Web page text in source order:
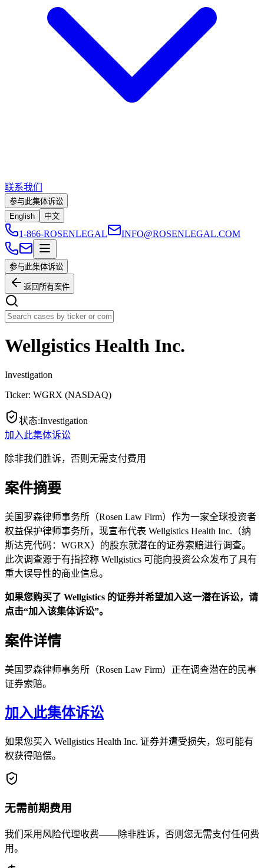
联系我们
参与此集体诉讼
English
中文
1-866-ROSENLEGAL INFO@ROSENLEGAL.COM
参与此集体诉讼
返回所有案件
Wellgistics Health Inc.
Investigation
Ticker: WGRX (NASDAQ)
状态:Investigation
加入此集体诉讼
除非我们胜诉，否则无需支付费用
案件摘要
美国罗森律师事务所（Rosen Law Firm）作为一家全球投资者
权益保护律师事务所，现宣布代表 Wellgistics Health Inc.（纳
斯达克代码：WGRX）的股东就潜在的证券索赔进行调查。
此次调查源于有指控称 Wellgistics 可能向投资公众发布了具有
重大误导性的商业信息。
如果您购买了 Wellgistics 的证券并希望加入这一潜在诉讼，请
点击“加入该集体诉讼”。
案件详情
美国罗森律师事务所（Rosen Law Firm）正在调查潜在的民事
证券索赔。
加入此集体诉讼
如果您买入 Wellgistics Health Inc. 证券并遭受损失，您可能有
权获得赔偿。
无需前期费用
我们采用风险代理收费——除非胜诉，否则您无需支付任何费
用。